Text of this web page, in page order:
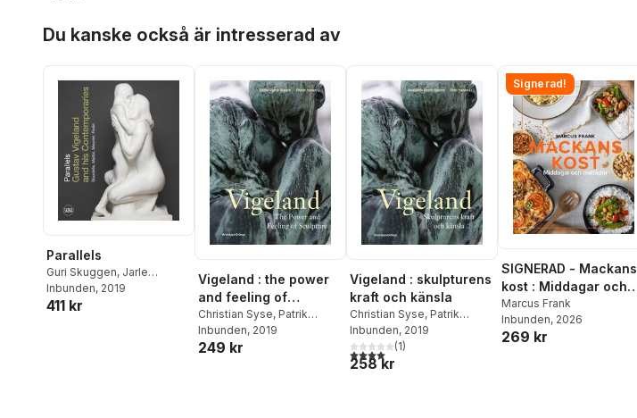
Du kanske också är intresserad av
Parallels
Guri Skuggen, Jarle
Strømodden,Christine
Lancestremère
Inbunden, 2019
411 kr
Vigeland : the power
and feeling of
sculpture
Christian Syse, Patrik
Steorn,Jarle Strømodden
Linda Hinners
Inbunden, 2019
249 kr
Vigeland : skulpturens
kraft och känsla
Christian Syse, Patrik
Steorn,Jarle Strømodden
Linda Hinners
Inbunden, 2019
4,0utav 5 stjärnor. Totalt antal röster:
(1)
258 kr
Signerad!
SIGNERAD - Mackans
kost : Middagar och
matlådor
Marcus Frank
Inbunden, 2026
269 kr